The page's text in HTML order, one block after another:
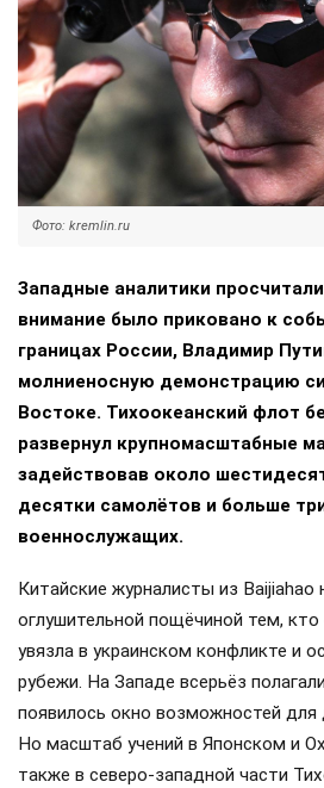
Фото: kremlin.ru
Западные аналитики
внимание было приковано к
границах России, Владимир
молниеносную демонстрацию
Востоке. Тихоокеанский флот
развернул крупномасштабные
задействовав около
десятки самолётов и больше
военнослужащих.
Китайские журналисты из Baijiahao
оглушительной пощёчиной тем,
увязла в украинском конфликте и
рубежи. На Западе всерьёз
появилось окно возможностей для
Но масштаб учений в Японском и
также в северо-западной части